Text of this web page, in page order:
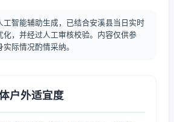
工智能辅助生成，已结合安溪县当日实时
化，并经过人工审核校验。内容仅供参
际情况酌情采纳。
户外适宜度